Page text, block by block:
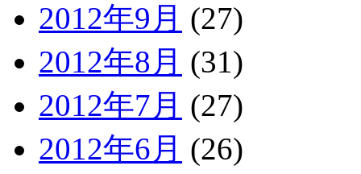
2012年9月 (27)
2012年8月 (31)
2012年7月 (27)
2012年6月 (26)